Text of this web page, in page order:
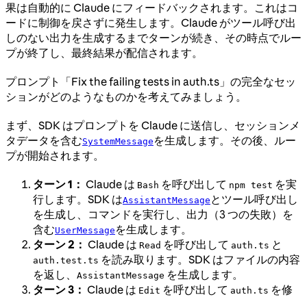
果は自動的に Claude にフィードバックされます。これはコ
ードに制御を戻さずに発生します。Claude がツール呼び出
しのない出力を生成するまでターンが続き、その時点でルー
プが終了し、最終結果が配信されます。
プロンプト「Fix the failing tests in auth.ts」の完全なセッ
ションがどのようなものかを考えてみましょう。
まず、SDK はプロンプトを Claude に送信し、セッションメ
タデータを含むSystemMessage を生成します。その後、ルー
プが開始されます。
ターン 1： Claude は Bash を呼び出して npm test を実
行します。SDK はAssistantMessage とツール呼び出し
を生成し、コマンドを実行し、出力（3 つの失敗）を
含むUserMessage を生成します。
ターン 2： Claude は Read を呼び出して auth.ts と
auth.test.ts を読み取ります。SDK はファイルの内容
を返し、
AssistantMessage を生成します。
ターン 3： Claude は Edit を呼び出して auth.ts を修